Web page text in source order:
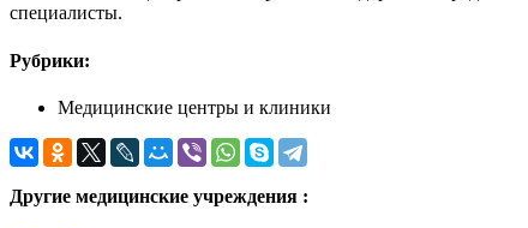
специалисты.
Рубрики:
Медицинские центры и клиники
Другие медицинские учреждения :